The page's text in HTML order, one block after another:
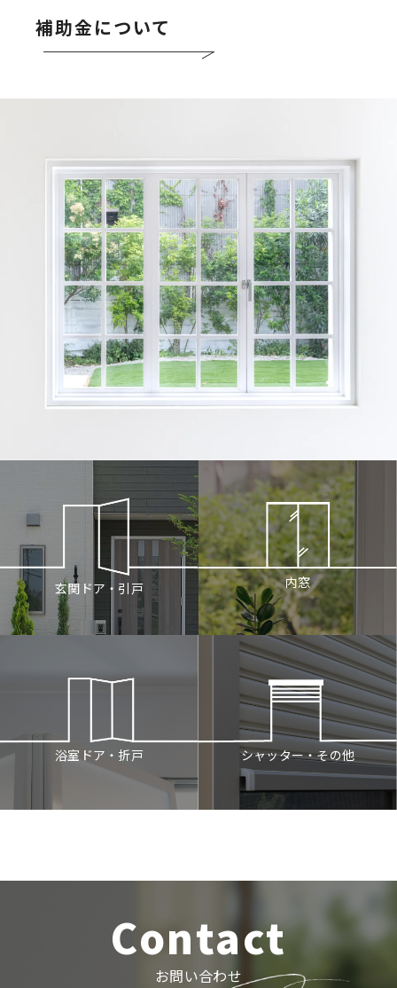
補助金について
玄関ドア・引戸 内窓
浴室ドア・折戸 シャッター・その他
Contact
お問い合わせ